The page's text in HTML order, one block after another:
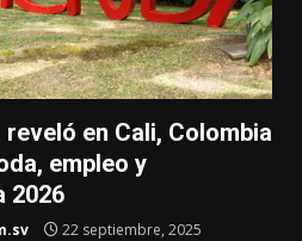
en Cali, Colombia
empleo y
2026
22 septiembre, 2025